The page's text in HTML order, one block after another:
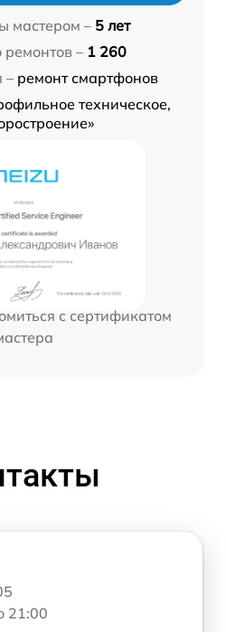
мастером – 5 лет
– 1 260
– ремонт смартфонов
техническое,
с сертификатом
21:00